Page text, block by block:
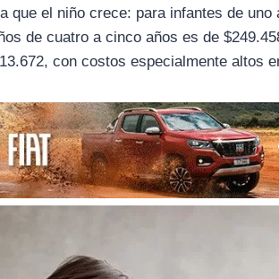
que el niño crece: para infantes de
de cuatro a cinco años es de
con costos especialmente altos